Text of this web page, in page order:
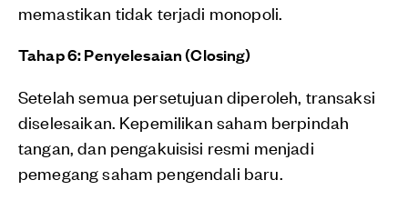
memastikan tidak terjadi monopoli.
Tahap 6: Penyelesaian (Closing)
Setelah semua persetujuan diperoleh, transaksi
diselesaikan. Kepemilikan saham berpindah
tangan, dan pengakuisisi resmi menjadi
pemegang saham pengendali baru.